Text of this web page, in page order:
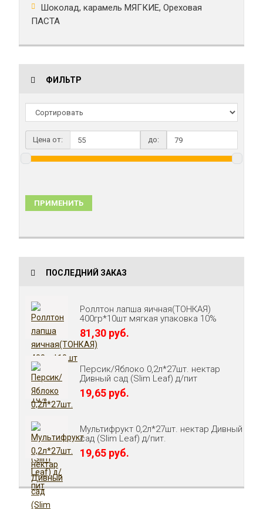
Шоколад, карамель МЯГКИЕ, Ореховая
ПАСТА
ФИЛЬТР
Цена от: до:
ПРИМЕНИТЬ
ПОСЛЕДНИЙ ЗАКАЗ
Роллтон лапша яичная(ТОНКАЯ)
400гр*10шт мягкая упаковка 10%
81,30 руб.
Персик/Яблоко 0,2л*27шт. нектар
Дивный сад (Slim Leaf) д/пит
19,65 руб.
Мультифрукт 0,2л*27шт. нектар Дивный
сад (Slim Leaf) д/пит.
19,65 руб.